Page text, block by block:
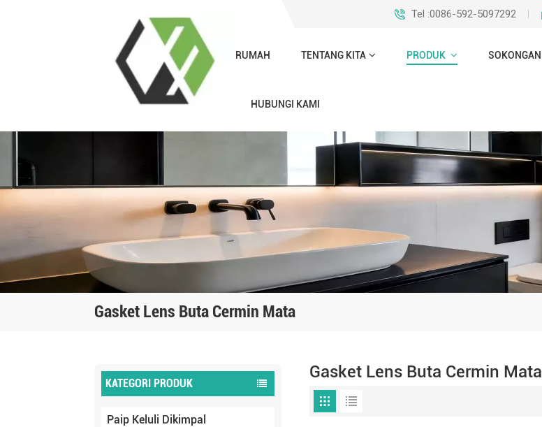
Tel :0086-592-5097292
RUMAH TENTANG KITA PRODUK SOKONGAN
HUBUNGI KAMI
Gasket Lens Buta Cermin Mata
KATEGORI PRODUK
Paip Keluli Dikimpal
Gasket Lens Buta Cermin Mata